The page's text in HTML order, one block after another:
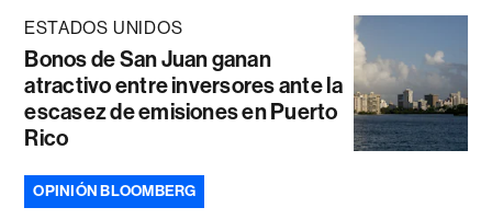
ESTADOS UNIDOS
Bonos de San Juan ganan
atractivo entre inversores ante la
escasez de emisiones en Puerto
Rico
OPINIÓN BLOOMBERG